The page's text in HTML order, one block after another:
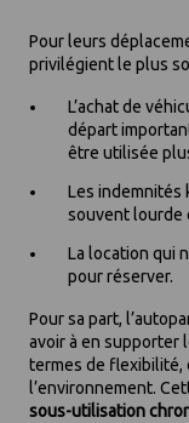
Pour leurs
privilégient le plus
L’achat de
départ
être utilisée
Les indemnités
souvent lourde
La location qui
pour réserver.
Pour sa part,
avoir à en supporter
termes de flexibilité,
l’environnement.
sous-utilisation